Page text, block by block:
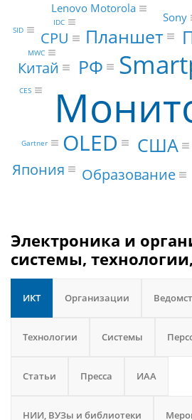
OLED США
РФ
Планшет
CPU
Китай
Япония Образование
Sony
Lenovo Motorola
Gartner
CES
IDC
MWC
SID
Электроника и
системы,
ИКТ Организации
Технологии Системы
Статьи Пресса ИАА
НИИ, ВУЗы и библиотеки